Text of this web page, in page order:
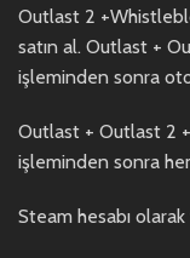
Outlast 2
satın al. Outlast +
işleminden sonra
Outlast + Outlast 2
işleminden sonra
Steam hesabı